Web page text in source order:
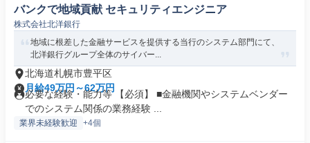
バンクで地域貢献 セキュリティエンジニア
株式会社北洋銀行
地域に根差した金融サービスを提供する当行のシステム部門にて、
北洋銀行グループ全体のサイバー...
北海道札幌市豊平区
月給49万円～62万円
必要な経験・能力等 【必須】 ■金融機関やシステムベンダー
でのシステム関係の業務経験 ...
業界未経験歓迎 +4個